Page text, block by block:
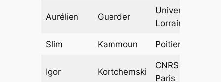
Aurélien Guerder
Université de
Lorraine
Slim Kammoun Poitiers
Igor Kortchemski
CNRS & ENS
Paris